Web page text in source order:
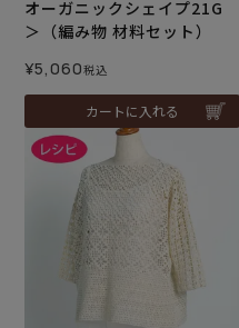
オーガニックシェイプ21G
＞（編み物 材料セット）
¥5,060税込
カートに入れる